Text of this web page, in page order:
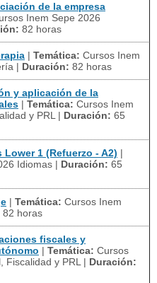
de la empresa
Inem Sepe 2026
82 horas
| Temática: Cursos Inem
| Duración: 82 horas
y aplicación de la
| Temática: Cursos Inem
y PRL | Duración: 65
Lower 1 (Refuerzo - A2) |
Idiomas | Duración: 65
| Temática: Cursos Inem
82 horas
fiscales y
| Temática: Cursos
Fiscalidad y PRL | Duración: